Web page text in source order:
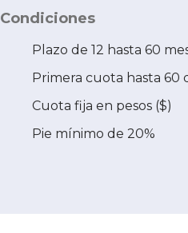
Condiciones
Plazo de 12 hasta 60
Primera cuota hasta 60
Cuota fija en pesos ($)
Pie mínimo de 20%